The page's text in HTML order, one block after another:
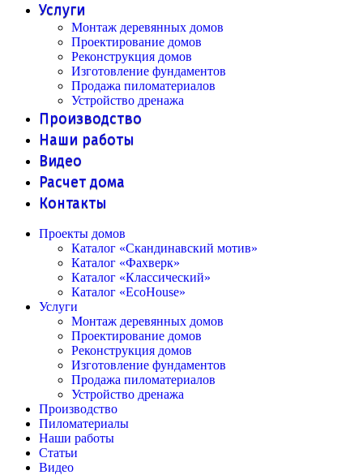
Услуги
Монтаж деревянных домов
Проектирование домов
Реконструкция домов
Изготовление фундаментов
Продажа пиломатериалов
Устройство дренажа
Производство
Наши работы
Видео
Расчет дома
Контакты
Проекты домов
Каталог «Скандинавский мотив»
Каталог «Фахверк»
Каталог «Классический»
Каталог «EcoHouse»
Услуги
Монтаж деревянных домов
Проектирование домов
Реконструкция домов
Изготовление фундаментов
Продажа пиломатериалов
Устройство дренажа
Производство
Пиломатериалы
Наши работы
Статьи
Видео